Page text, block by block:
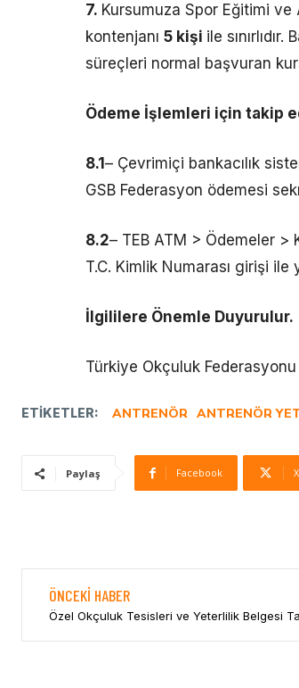
7. Kursumuza Spor Eğitimi ve
kontenjanı 5 kişi ile
süreçleri normal başvuran
Ödeme İşlemleri için takip
8.1 – Çevrimiçi bankacılık
GSB Federasyon ödemesi
8.2– TEB ATM > Ödemeler >
T.C. Kimlik Numarası girişi ile
İlgililere Önemle Duyurulur.
Türkiye Okçuluk Federasyonu
ETIKETLER: ANTRENÖR ANTRENÖR
Paylaş Facebook X
ÖNCEKI HABER
Özel Okçuluk Tesisleri ve Yeterlilik Belgesi